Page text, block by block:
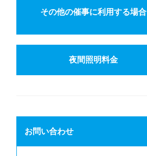
その他の催事に利用する場合
夜間照明料金
お問い合わせ